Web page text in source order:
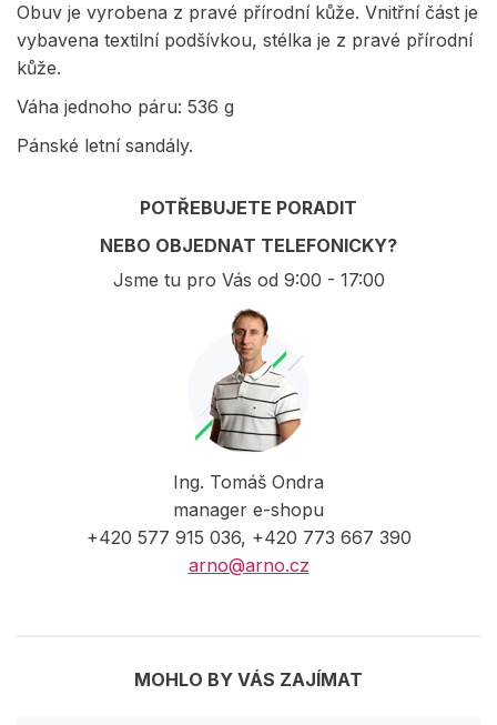
Obuv je vyrobena z pravé přírodní kůže. Vnitřní část je
vybavena textilní podšívkou, stélka je z pravé přírodní
kůže.
Váha jednoho páru: 536 g
Pánské letní sandály.
POTŘEBUJETE PORADIT
NEBO OBJEDNAT TELEFONICKY?
Jsme tu pro Vás od 9:00 - 17:00
Ing. Tomáš Ondra
manager e-shopu
+420 577 915 036, +420 773 667 390
arno@arno.cz
MOHLO BY VÁS ZAJÍMAT